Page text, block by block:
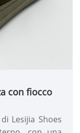
con fiocco
Lesijia Shoes